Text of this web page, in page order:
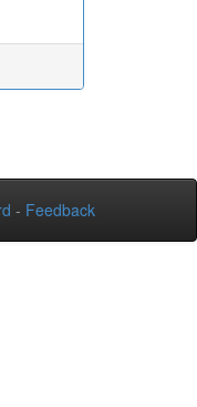
- Feedback